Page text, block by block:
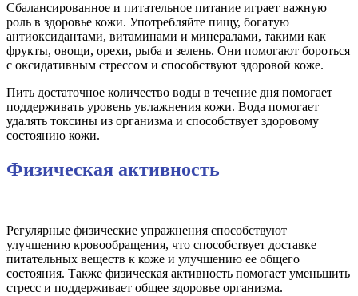
Сбалансированное и питательное питание играет важную
роль в здоровье кожи. Употребляйте пищу, богатую
антиоксидантами, витаминами и минералами, такими как
фрукты, овощи, орехи, рыба и зелень. Они помогают бороться
с оксидативным стрессом и способствуют здоровой коже.
Пить достаточное количество воды в течение дня помогает
поддерживать уровень увлажнения кожи. Вода помогает
удалять токсины из организма и способствует здоровому
состоянию кожи.
Физическая активность
Регулярные физические упражнения способствуют
улучшению кровообращения, что способствует доставке
питательных веществ к коже и улучшению ее общего
состояния. Также физическая активность помогает уменьшить
стресс и поддерживает общее здоровье организма.